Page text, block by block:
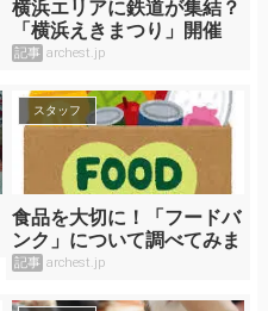
横浜エリアに鉄道が集結？
「横浜えきまつり」開催
中！
記事 archest.jp
スタッフ
食品を大切に！「フードバ
ンク」について調べてみま
した
記事 archest.jp